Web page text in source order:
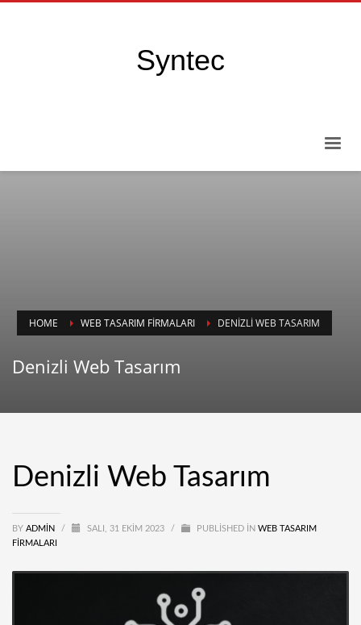
Syntec
HOME WEB TASARIM FIRMALARI DENIZLI WEB TASARIM
Denizli Web Tasarım
Denizli Web Tasarım
BY ADMIN / SALI, 31 EKIM 2023 / PUBLISHED IN WEB TASARIM
FIRMALARI